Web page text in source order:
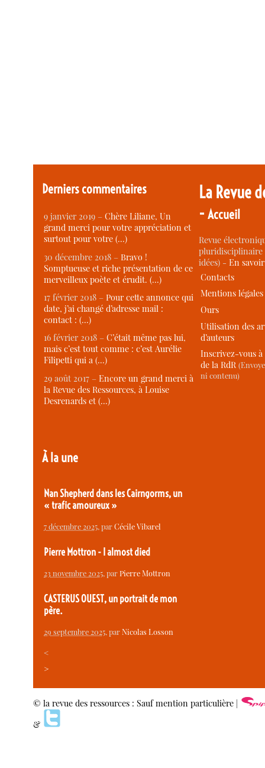
Derniers commentaires
9 janvier 2019 –Chère Liliane, Un
grand merci pour votre appréciation et
surtout pour votre (…)
30 décembre 2018 –Bravo !
Somptueuse et riche présentation de ce
merveilleux poète et érudit. (…)
17 février 2018 –Pour cette annonce qui
date, j’ai changé d’adresse mail :
contact : (…)
16 février 2018 –C’était même pas lui,
mais c’est tout comme : c’est Aurélie
Filipetti qui a (…)
29 août 2017 –Encore un grand merci à
la Revue des Ressources, à Louise
Desrenards et (…)
À la une
Nan Shepherd dans les Cairngorms, un
« trafic amoureux »
7 décembre 2025, parCécile Vibarel
Pierre Mottron - I almost died
23 novembre 2025, parPierre Mottron
CASTERUS OUEST, un portrait de mon
père.
29 septembre 2025, parNicolas Losson
<
>
La Revue
-Accueil
Revue
idées) -En
Contacts
Mentions légales
Ours
Utilisation des
d’auteurs
Inscrivez-vous
de la RdR
ni contenu)
© la revue des ressources : Sauf mention particulière |
&